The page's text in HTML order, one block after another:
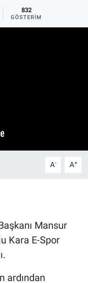
832
GÖSTERIM
A- A+
Mansur
Kara E-Spor
ardından